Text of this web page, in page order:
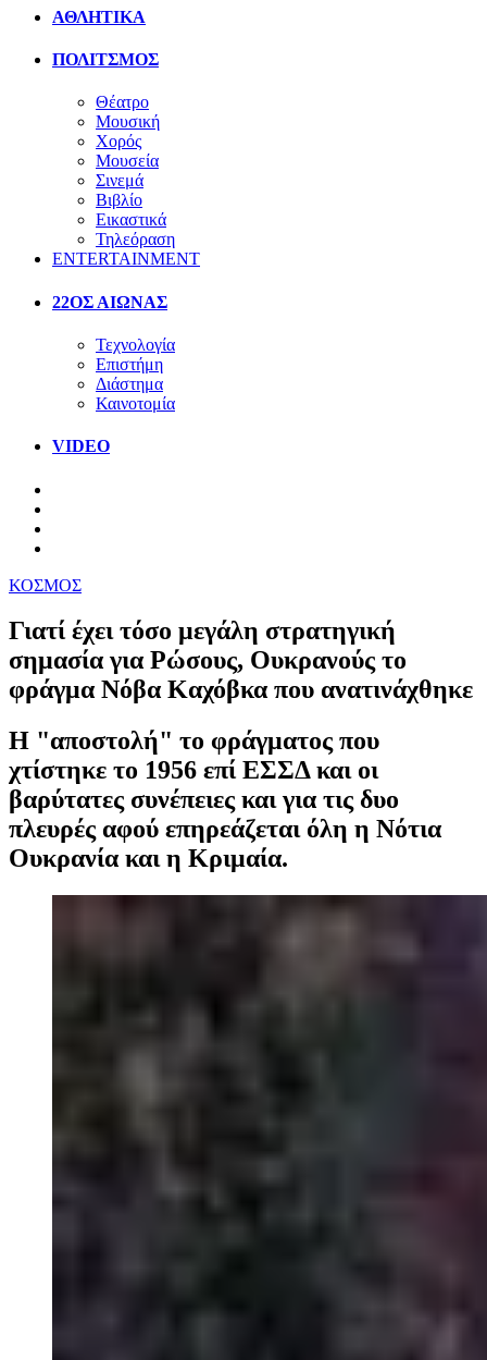
ΑΘΛΗΤΙΚΑ
ΠΟΛΙΤΣΜΟΣ
Θέατρο
Μουσική
Χορός
Μουσεία
Σινεμά
Βιβλίο
Εικαστικά
Τηλεόραση
ENTERTAINMENT
22ΟΣ ΑΙΩΝΑΣ
Τεχνολογία
Επιστήμη
Διάστημα
Καινοτομία
VIDEO
ΚΟΣΜΟΣ
Γιατί έχει τόσο μεγάλη στρατηγική
σημασία για Ρώσους, Ουκρανούς το
φράγμα Νόβα Καχόβκα που ανατινάχθηκε
Η "αποστολή" το φράγματος που
χτίστηκε το 1956 επί ΕΣΣΔ και οι
βαρύτατες συνέπειες και για τις δυο
πλευρές αφού επηρεάζεται όλη η Νότια
Ουκρανία και η Κριμαία.